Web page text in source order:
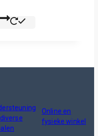
Online en
fysieke winkel